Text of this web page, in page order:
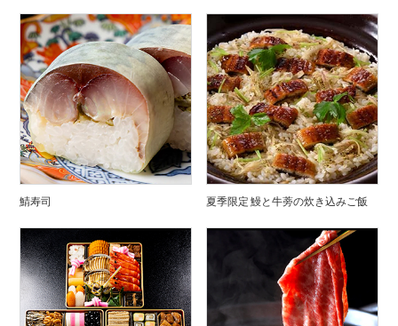
鯖寿司 夏季限定 鰻と牛蒡の炊き込みご飯